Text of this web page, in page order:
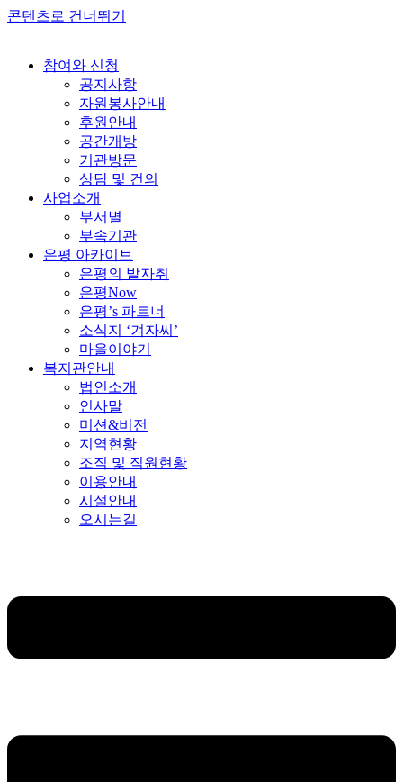
콘텐츠로 건너뛰기
참여와 신청
공지사항
자원봉사안내
후원안내
공간개방
기관방문
상담 및 건의
사업소개
부서별
부속기관
은평 아카이브
은평의 발자취
은평Now
은평’s 파트너
소식지 ‘겨자씨’
마을이야기
복지관안내
법인소개
인사말
미션&비전
지역현황
조직 및 직원현황
이용안내
시설안내
오시는길